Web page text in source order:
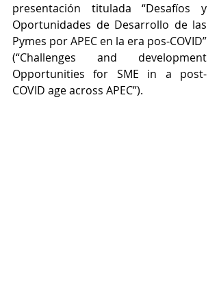
presentación titulada “Desafíos y
Oportunidades de Desarrollo de las
Pymes por APEC en la era pos-COVID”
(“Challenges and development
Opportunities for SME in a post-
COVID age across APEC”).